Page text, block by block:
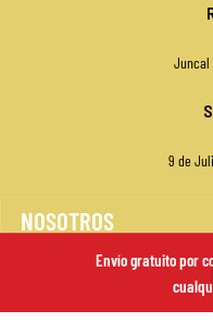
Envío gratuito por
Juncal
9 de
NOSOTROS
VENTA MAYORISTA
SUCURSALES